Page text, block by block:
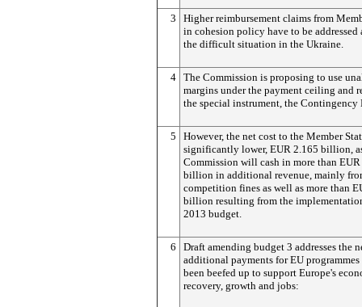
3
Higher reimbursement claims from
in cohesion policy have to be addressed
the difficult situation in the Ukraine.
4 The Commission is proposing to use
margins under the payment ceiling and
the special instrument, the Contingency
5
However, the net cost to the Member
significantly lower, EUR 2.165 billion,
Commission will cash in more than
billion in additional revenue, mainly
competition fines as well as more than
billion resulting from the
2013 budget.
6
Draft amending budget 3 addresses the
additional payments for EU programmes
been beefed up to support Europe's
recovery, growth and jobs: